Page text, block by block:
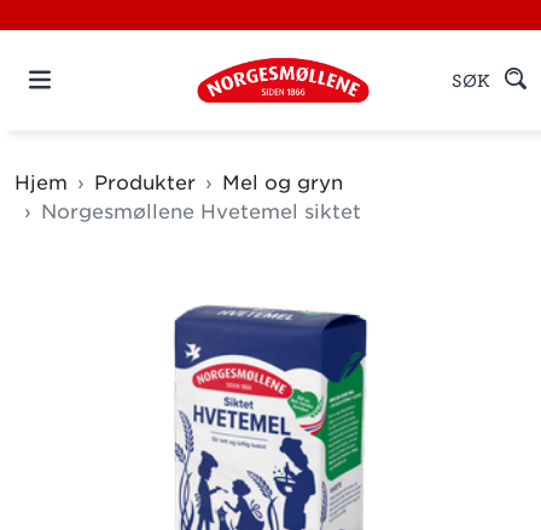
SØK
Hjem Produkter
Mel og gryn
Norgesmøllene Hvetemel siktet